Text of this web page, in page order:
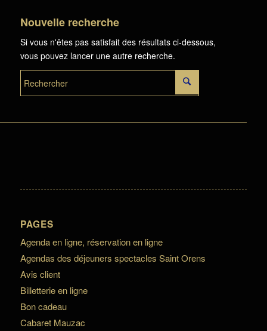
Nouvelle recherche
Si vous n'êtes pas satisfait des résultats ci-dessous,
vous pouvez lancer une autre recherche.
PAGES
Agenda en ligne, réservation en ligne
Agendas des déjeuners spectacles Saint Orens
Avis client
Billetterie en ligne
Bon cadeau
Cabaret Mauzac